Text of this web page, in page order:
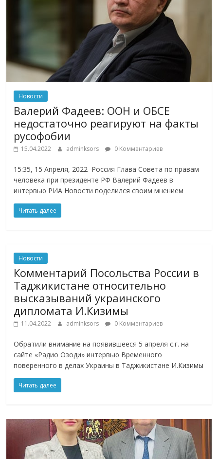
Новости
Валерий Фадеев: ООН и ОБСЕ
недостаточно реагируют на факты
русофобии
15.04.2022 adminksors 0 Комментариев
15:35, 15 Апреля, 2022 Россия Глава Совета по правам
человека при президенте РФ Валерий Фадеев в
интервью РИА Новости поделился своим мнением
Читать далее
Новости
Комментарий Посольства России в
Таджикистане относительно
высказываний украинского
дипломата И.Кизимы
11.04.2022 adminksors 0 Комментариев
Обратили внимание на появившееся 5 апреля с.г. на
сайте «Радио Озоди» интервью Временного
поверенного в делах Украины в Таджикистане И.Кизимы
Читать далее